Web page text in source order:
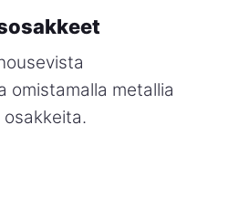
omistamalla metallia